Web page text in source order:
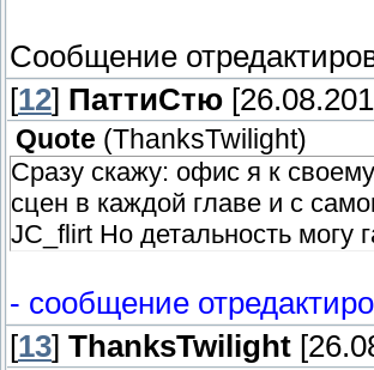
Сообщение
[12] ПаттиСтю
Quote (ThanksTwilight)
Сразу скажу: офис я к
сцен в каждой главе и с
JC_flirt Но детальность могу
- сообщение
[13] ThanksTwilight